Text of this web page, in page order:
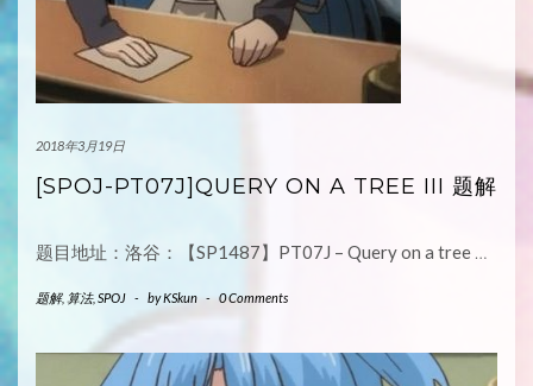
2018年3月19日
[SPOJ-PT07J]QUERY ON A TREE III 题解
题目地址：洛谷：【SP1487】PT07J – Query on a tree
题解, 算法, SPOJ - byKSkun - 0 Comments